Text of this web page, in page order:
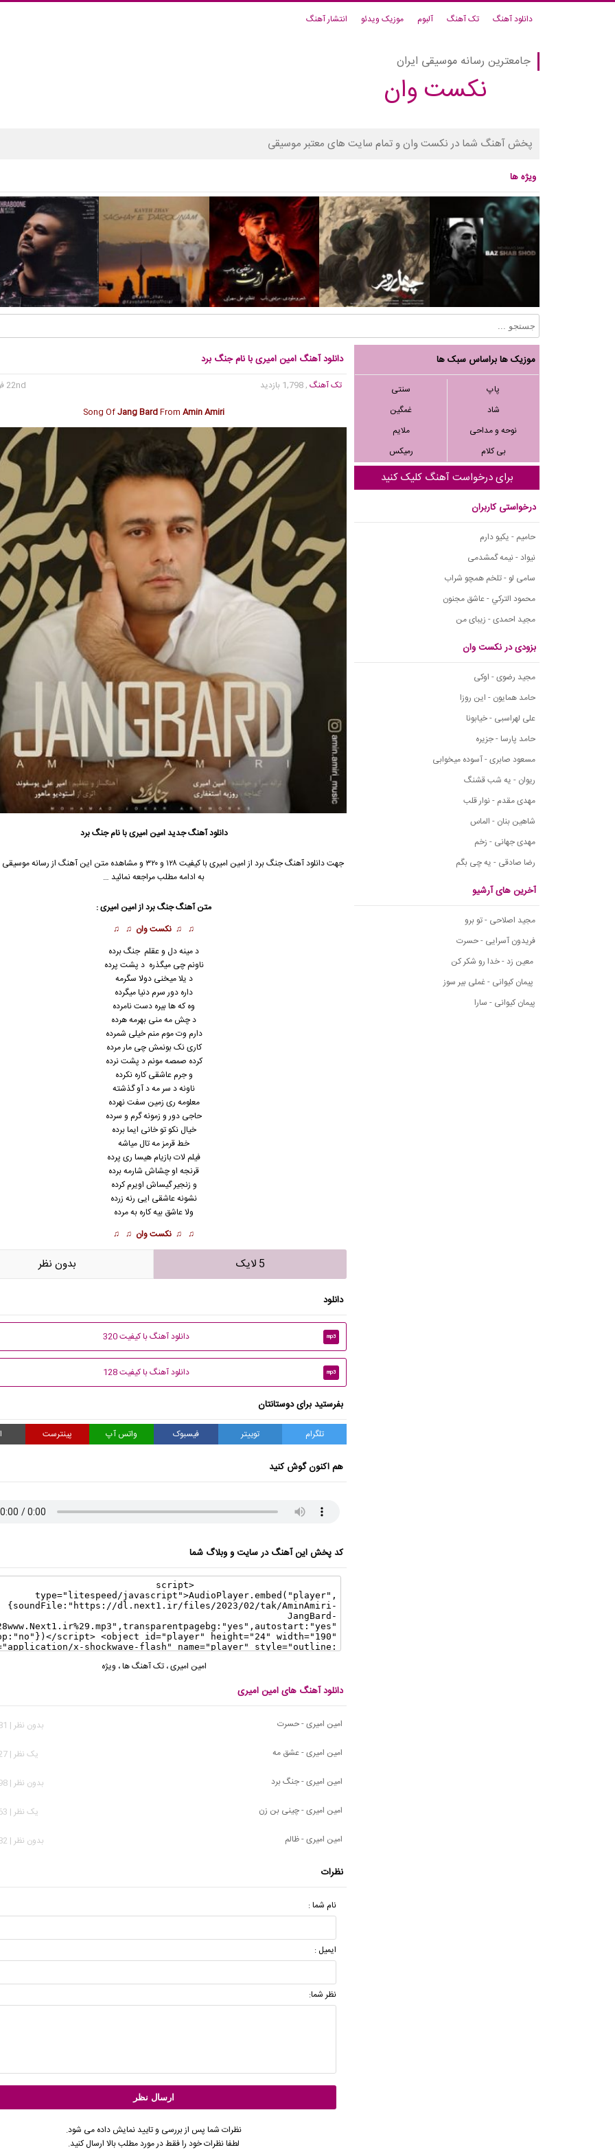
دانلود آهنگ تک آهنگ آلبوم موزیک ویدئو انتشار آهنگ
جامعترین رسانه موسیقی ایران
نکست وان
پخش آهنگ شما در نکست وان و تمام سایت های معتبر موسیقی
ویژه ها
موزیک ها براساس سبک ها
پاپ
سنتی
شاد
غمگین
نوحه و مداحی
ملایم
بی کلام
رمیکس
برای درخواست آهنگ کلیک کنید
درخواستی کاربران
حامیم - یکیو دارم
نیواد - نیمه گمشدمی
سامی لو - تلخم همچو شراب
محمود التركي - عاشق مجنون
مجید احمدی - زیبای من
بزودی در نکست وان
مجید رضوی - اوکی
حامد همایون - این روزا
علی لهراسبی - خیابونا
حامد پارسا - جزیره
مسعود صابری - آسوده میخوابی
ریوان - یه شب قشنگ
مهدی مقدم - نوار قلب
شاهین بنان - الماس
مهدی جهانی - زخم
رضا صادقی - یه چی بگم
آخرین های آرشیو
مجید اصلاحی - تو برو
فریدون آسرایی - حسرت
معین زد - خدا رو شکر کن
پیمان کیوانی - غملی بیر سوز
پیمان کیوانی - سارا
دانلود آهنگ امین امیری با نام جنگ برد
تک آهنگ, 1,798 بازدید
22nd فوریه 2023
Song OfJang BardFromAmin Amiri
دانلود آهنگ جدیدامین امیریبا نام جنگ برد
جهت دانلود آهنگ جنگ برد از امین امیری
با کیفیت ۱۲۸ و ۳۲۰ و مشاهده متن این آهنگ از رسانه
به ادامه مطلب مراجعه نمائید …
متن آهنگ جنگ برد ازامین امیری:
♫ ♫ نکست وان ♫ ♫
د مینه دل و عقلم جنگ برده
ناونم چی میگذره د پشت پرده
د یلا میخنی دولا سگرمه
داره دور سرم دنیا میگرده
وه که ها بیره دست نامرده
د چش مه منی بهرمه هرده
دارم وت موم منم خیلی شمرده
کاری نک بونمش چی مار مرده
کرده صمصه مونم د پشت نرده
و جرم عاشقی کاره نکرده
ناونه د سر مه د آو گذشته
معلومه ری زمین سفت نهرده
حاجی دور و زمونه گرم و سرده
خیال نکو تو خانی ایما برده
خط قرمز مه تال میاشه
فیلم لات بازیام هیسا ری پرده
قرنجه او چشاش شارمه برده
و زنجیر گیساش اویرم کرده
نشونه عاشقی ایی رنه زرده
ولا عاشق بیه کاره به مرده
♫ ♫ نکست وان ♫ ♫
5 لایک بدون نظر
دانلود
mp3 دانلود آهنگ با کیفیت 320
mp3 دانلود آهنگ با کیفیت 128
بفرستید برای دوستانتان
تلگرام توییتر فیسبوک واتس آپ پینترست
هم اکنون گوش کنید
کد پخش این آهنگ در سایت و وبلاگ شما
امین امیری،تک آهنگ ها، ویژه
دانلود آهنگ های امین امیری
امین امیری - حسرت
بدون نظر | 1,181 بازدید
امین امیری - عشق مه
يک نظر | 1,527 بازدید
امین امیری - جنگ برد
بدون نظر | 1,798 بازدید
امین امیری - چینی بن زن
يک نظر | 4,863 بازدید
امین امیری - ظالم
بدون نظر | 5,382 بازدید
نظرات
نام شما :
ایمیل :
نظر شما:
نظرات شما پس از بررسی و تایید نمایش داده می شود.
لطفا نظرات خود را فقط در مورد مطلب بالا ارسال کنید.